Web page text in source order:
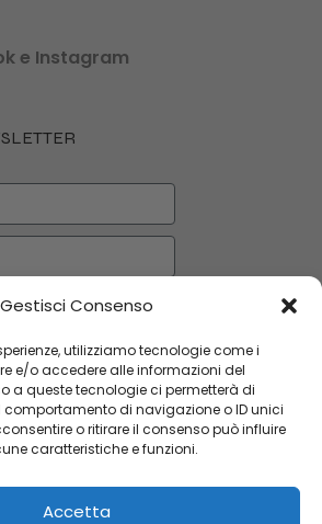
Gestisci Consenso
utilizziamo tecnologie come i
e/o accedere alle informazioni del
a queste tecnologie ci permetterà di
di navigazione o ID unici
o ritirare il consenso può influire
caratteristiche e funzioni.
Accetta
e Instagram